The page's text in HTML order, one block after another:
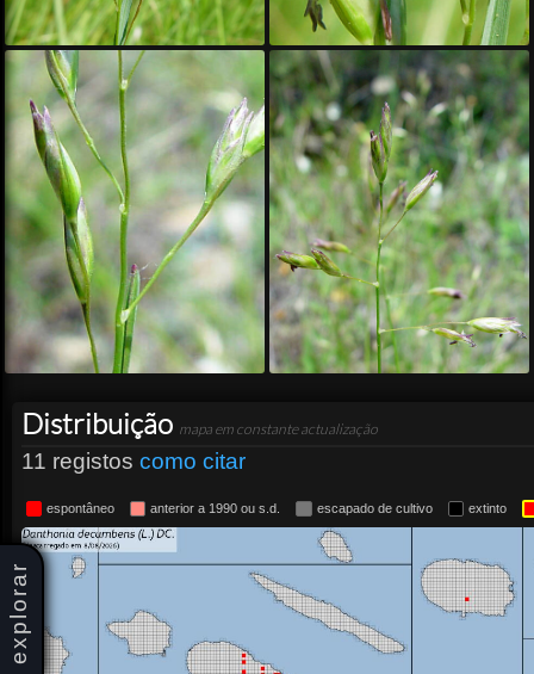
explorar
Distribuição mapa em constante actualização
11 registos como citar
espontâneo anterior a 1990 ou s.d. escapado de cultivo extinto